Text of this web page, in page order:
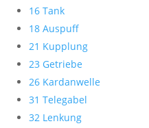
16 Tank
18 Auspuff
21 Kupplung
23 Getriebe
26 Kardanwelle
31 Telegabel
32 Lenkung